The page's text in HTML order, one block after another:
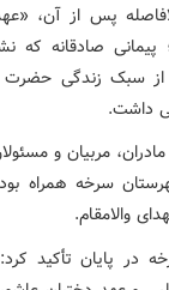
پس از آن،
صادقانه که
از سبک زندگی
داشت.
مربیان و
سرخه همراه
والامقام.
در پایان تأکید